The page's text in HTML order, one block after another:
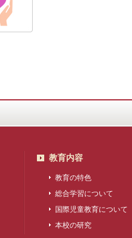
教育内容
教育の特色
総合学習について
国際児童教育について
本校の研究